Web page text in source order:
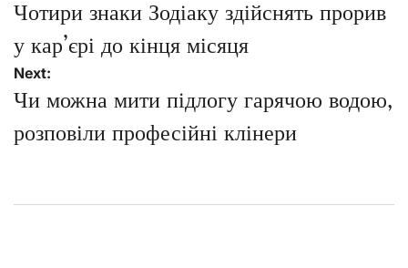
записів
Чотири знаки Зодіаку здійснять прорив
у кар’єрі до кінця місяця
Next:
Чи можна мити підлогу гарячою водою,
розповіли професійні клінери